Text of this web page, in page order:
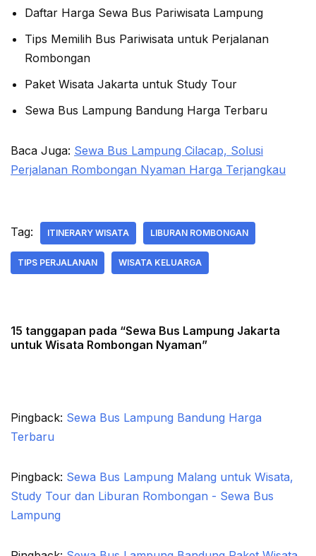
Daftar Harga Sewa Bus Pariwisata Lampung
Tips Memilih Bus Pariwisata untuk Perjalanan
Rombongan
Paket Wisata Jakarta untuk Study Tour
Sewa Bus Lampung Bandung Harga Terbaru
Baca Juga: Sewa Bus Lampung Cilacap, Solusi
Perjalanan Rombongan Nyaman Harga Terjangkau
Tag: ITINERARY WISATA LIBURAN ROMBONGAN
TIPS PERJALANAN WISATA KELUARGA
15 tanggapan pada “Sewa Bus Lampung Jakarta
untuk Wisata Rombongan Nyaman”
Pingback: Sewa Bus Lampung Bandung Harga
Terbaru
Pingback: Sewa Bus Lampung Malang untuk Wisata,
Study Tour dan Liburan Rombongan - Sewa Bus
Lampung